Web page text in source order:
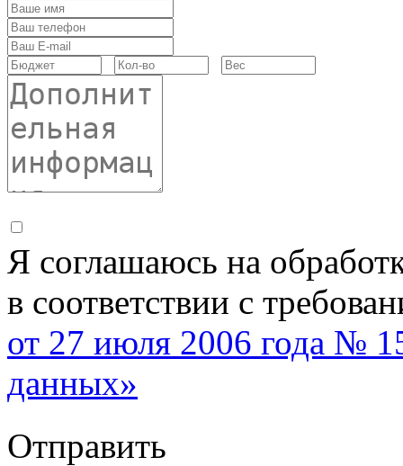
Я соглашаюсь на
в соответствии с
от 27 июля 2006 года №
данных»
Отправить